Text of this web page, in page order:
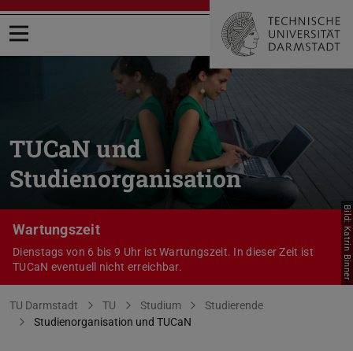
Menü öffnen
TUCaN und
Studienorganisation
Wartungszeit
Dienstags von 6 bis 9 Uhr ist Wartungszeit. In dieser Zeit ist
TUCaN eventuell nicht erreichbar.
Bild: Katrin Binner
Sie befinden sich hier:
TU Darmstadt TU Studium
Studierende
Studienorganisation und TUCaN